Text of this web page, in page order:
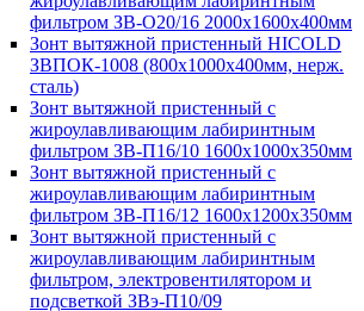
фильтром ЗВ-О20/16 2000х1600х400мм
Зонт вытяжной пристенный HICOLD
ЗВПОК-1008 (800х1000х400мм, нерж.
сталь)
Зонт вытяжной пристенный с
жироулавливающим лабиринтным
фильтром ЗВ-П16/10 1600х1000х350мм
Зонт вытяжной пристенный с
жироулавливающим лабиринтным
фильтром ЗВ-П16/12 1600х1200х350мм
Зонт вытяжной пристенный с
жироулавливающим лабиринтным
фильтром, электровентилятором и
подсветкой ЗВэ-П10/09